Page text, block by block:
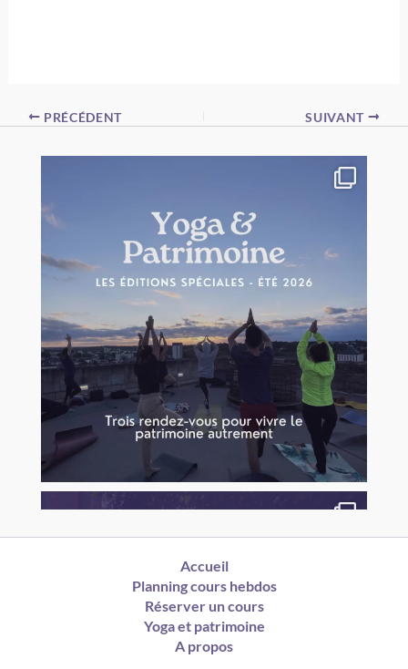
PRÉCÉDENT SUIVANT
Accueil
Planning cours hebdos
Réserver un cours
Yoga et patrimoine
A propos